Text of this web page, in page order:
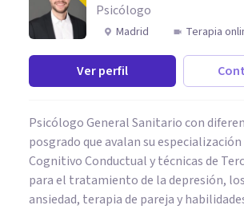
Psicólogo
Madrid Terapia
Ver perfil
Psicólogo General Sanitario con
posgrado que avalan su
Cognitivo Conductual y técnicas de
para el tratamiento de la depresión,
ansiedad, terapia de pareja y